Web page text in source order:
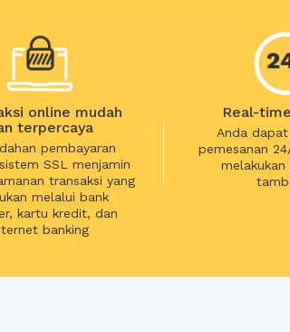
online mudah
terpercaya
pembayaran
SSL menjamin
transaksi yang
melalui bank
kartu kredit, dan
banking
Real-
Anda
pemesanan